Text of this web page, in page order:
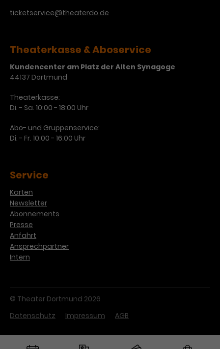
ticketservice@theaterdo.de
Theaterkasse & Aboservice
Kundencenter am Platz der Alten Synagoge
44137 Dortmund
Theaterkasse:
Di. - Sa. 10:00 - 18:00 Uhr
Abo- und Gruppenservice:
Di. - Fr. 10:00 - 16:00 Uhr
Service
Karten
Newsletter
Abonnements
Presse
Anfahrt
Ansprechpartner
Intern
© Theater Dortmund 2026
Datenschutz
Impressum AGB